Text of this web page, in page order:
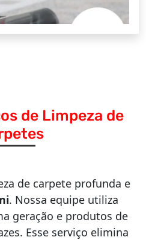
de Limpeza de
de carpete profunda e
. Nossa equipe utiliza
geração e produtos de
Esse serviço elimina